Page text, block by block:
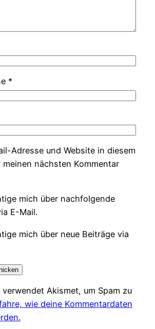
*
Adresse und Website in diesem
meinen nächsten Kommentar
mich über nachfolgende
E-Mail.
mich über neue Beiträge via
verwendet Akismet, um Spam zu
wie deine Kommentardaten